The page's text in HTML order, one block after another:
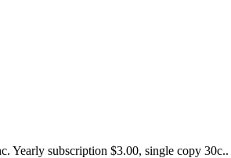
subscription $3.00, single copy 30c..